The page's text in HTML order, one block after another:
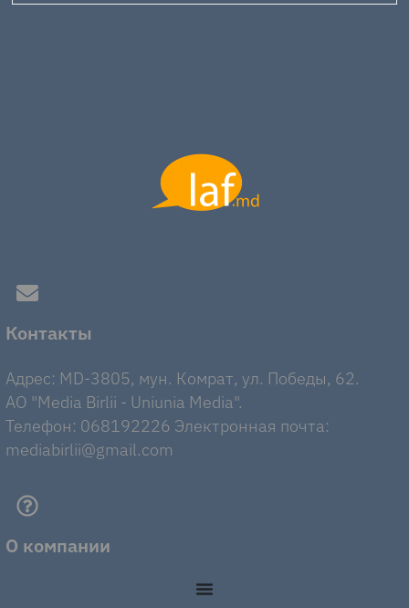
Контакты
Адрес: MD-3805, мун. Комрат, ул. Победы, 62.
AO "Media Birlii - Uniunia Media".
Телефон: 068192226 Электронная почта:
mediabirlii@gmail.com
О компании